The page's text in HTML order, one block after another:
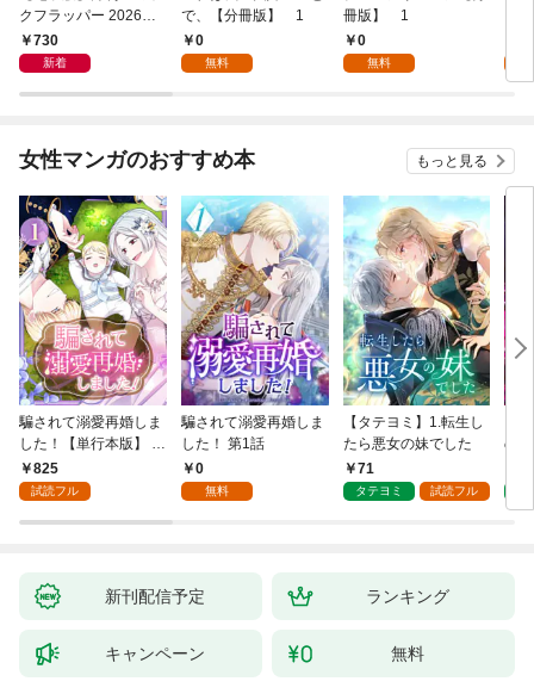
クフラッパー 2026年9
月号730
新着
で、【分冊版】 1
0
無料
冊版】 1
0
無料
女性マンガのおすすめ本 もっと見る
騙されて溺愛再婚しま
した！【単行本版】 1
巻825
試読フル
騙されて溺愛再婚しま
した！ 第1話
0
無料
【タテヨミ】1.転生し
たら悪女の妹でした
71
タテヨミ 試読フル
の
新刊配信予定 ランキング
キャンペーン 無料